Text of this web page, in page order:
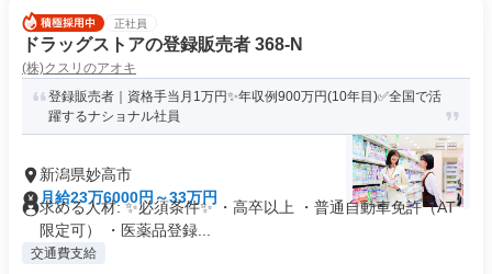
正社員
ドラッグストアの登録販売者 368-N
(株)クスリのアオキ
登録販売者｜資格手当月1万円✨年収例900万円(10年目)✅全国で活
躍するナショナル社員
新潟県妙高市
月給23万6000円～33万円
求める人材: ✨必須条件✨ ・高卒以上 ・普通自動車免許（AT
限定可） ・医薬品登録...
交通費支給